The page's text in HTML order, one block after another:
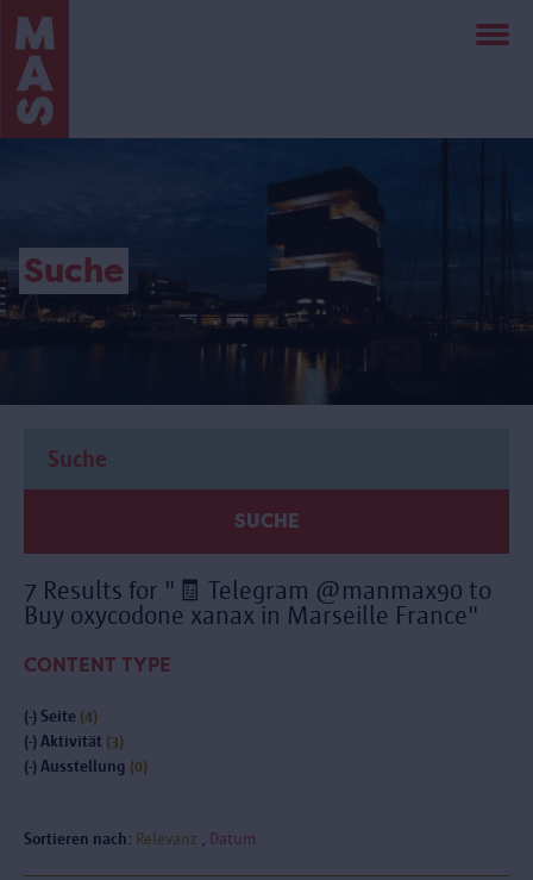
Direkt
zum
Inhalt
Suche
SUCHE
7 Results for "🧾 Telegram @manmax90 to
Buy oxycodone xanax in Marseille France"
CONTENT TYPE
(-) Seite (4)
(-) Aktivität (3)
(-) Ausstellung (0)
Sortieren nach: Relevanz Datum